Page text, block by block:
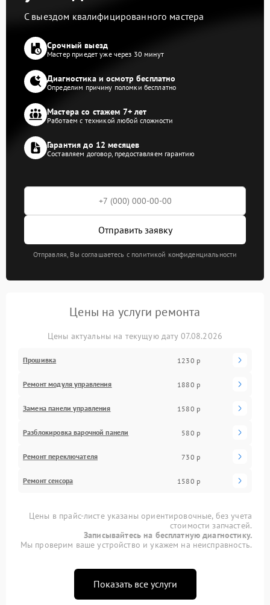
С выездом квалифицированного мастера
Срочный выезд
Мастер приедет уже через 30 минут
Диагностика и осмотр бесплатно
Определим причину поломки бесплатно
Мастера со стажем 7+ лет
Работаем с техникой любой сложности
Гарантия до 12 месяцев
Составляем договор, предоставляем гарантию
Отправить заявку
Отправляя, Вы соглашаетесь с политикой конфиденциальности
Цены на услуги ремонта
Цены актуальны на текущую дату 07.08.2026
Прошивка 1230 р
Ремонт модуля управления 1880 р
Замена панели управления 1580 р
Разблокировка варочной панели 580 р
Ремонт переключателя 730 р
Ремонт сенсора 1580 р
Цены в прайс-листе указаны ориентировочные, без учета
стоимости запчастей.
Записывайтесь на бесплатную диагностику.
Мы проверим ваше устройство и укажем на неисправность.
Показать все услуги